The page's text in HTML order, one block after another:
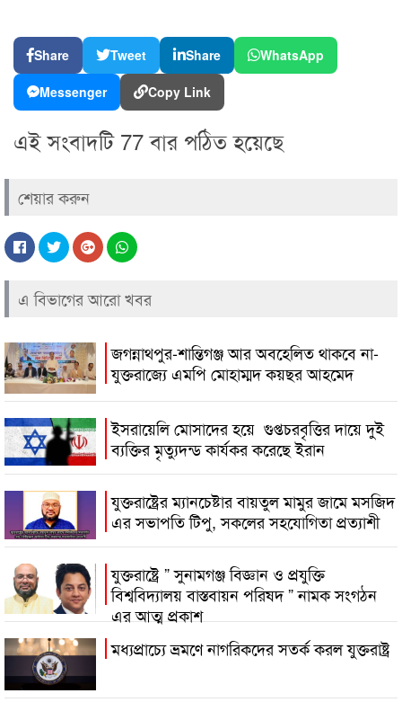
Share Tweet Share WhatsApp
Messenger Copy Link
এই সংবাদটি 77 বার পঠিত হয়েছে
শেয়ার করুন
এ বিভাগের আরো খবর
জগন্নাথপুর-শান্তিগঞ্জ আর অবহেলিত থাকবে না-
যুক্তরাজ্যে এমপি মোহাম্মদ কয়ছর আহমেদ
ইসরায়েলি মোসাদের হয়ে গুপ্তচরবৃত্তির দায়ে দুই
ব্যক্তির মৃত্যুদন্ড কার্যকর করেছে ইরান
যুক্তরাষ্ট্রের ম্যানচেষ্টার বায়তুল মামুর জামে মসজিদ
এর সভাপতি টিপু, সকলের সহযোগিতা প্রত্যাশী
যুক্তরাষ্ট্রে ” সুনামগঞ্জ বিজ্ঞান ও প্রযুক্তি
বিশ্ববিদ্যালয় বাস্তবায়ন পরিষদ ” নামক সংগঠন
এর আত্ম প্রকাশ
মধ্যপ্রাচ্যে ভ্রমণে নাগরিকদের সতর্ক করল যুক্তরাষ্ট্র